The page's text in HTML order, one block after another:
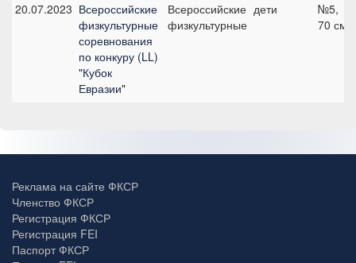
20.07.2023 Всероссийские
физкультурные
соревнования
по конкуру (LL)
"Кубок
Евразии"
Всероссийские
физкультурные
дети
№5,
70 см
Реклама на сайте ФКСР
Членство ФКСР
Регистрация ФКСР
Регистрация FEI
Паспорт ФКСР